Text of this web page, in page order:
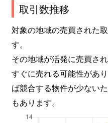
取引数推移
対象の地域の売買された
す。
その地域が活発に売買さ
すぐに売れる可能性があ
ば競合する物件が少ない
もあります。